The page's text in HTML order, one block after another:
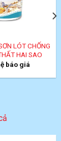
LÓT CHỐNG
HAI SAO
báo giá